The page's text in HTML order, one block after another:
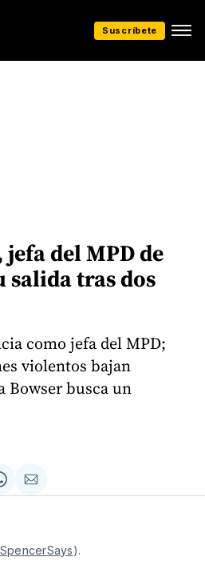
Suscríbete
del MPD de
salida tras dos
como jefa del MPD;
violentos bajan
Bowser busca un
Compartir
via
).